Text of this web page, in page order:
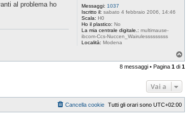
Messaggi: 1037
Iscritto il: sabato 4 febbraio 2006, 14:46
Scala: H0
Ho il plastico: No
La mia centrale digitale.: multimause-
ibcom-Ccs-Nuccen_Wairulesssssssss
Località: Modena
al problema ho
o
p
8 messaggi • Pagina 1 di 1
Vai a
Tutti gli orari sono UTC+02:00
Cancella cookie